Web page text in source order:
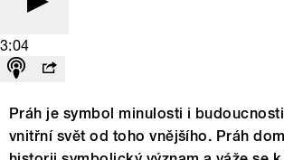
3:04
Práh je symbol minulosti i
vnitřní svět od toho vnějšího. Práh